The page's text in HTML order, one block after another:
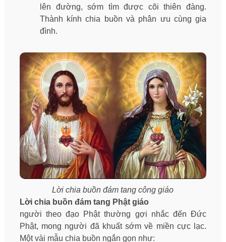
lên đường, sớm tìm được cõi thiên đàng.
Thành kính chia buồn và phân ưu cùng gia
đình.
Lời chia buồn đám tang công giáo
Lời chia buồn đám tang Phật giáo
người theo đạo Phật thường gợi nhắc đến Đức
Phật, mong người đã khuất sớm về miền cực lạc.
Một vài mẫu chia buồn ngắn gọn như: